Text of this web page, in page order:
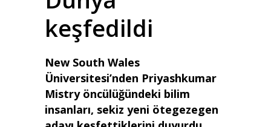
keşfedildi
New South Wales
Üniversitesi’nden Priyashkumar
Mistry öncülüğündeki bilim
insanları, sekiz yeni ötegezegen